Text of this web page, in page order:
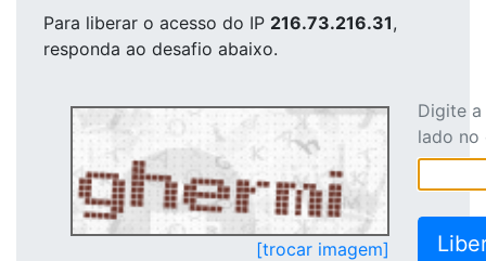
Para liberar o acesso do IP 216.73.216.31,
responda ao desafio abaixo.
[trocar imagem]
Digite
lado no